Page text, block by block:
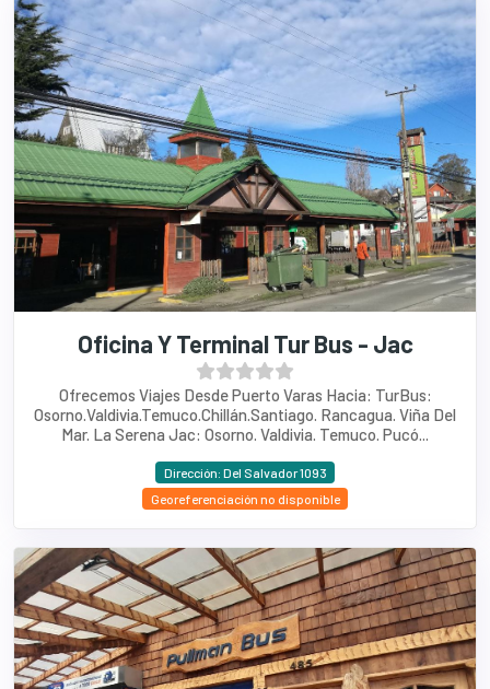
Oficina Y Terminal Tur Bus - Jac
Ofrecemos Viajes Desde Puerto Varas Hacia: TurBus:
Osorno.Valdivia.Temuco.Chillán.Santiago. Rancagua. Viña Del
Mar. La Serena Jac: Osorno. Valdivia. Temuco. Pucó...
Dirección: Del Salvador 1093
Georeferenciación no disponible